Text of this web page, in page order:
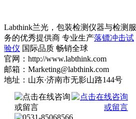
Labthink兰光，包装检测仪器与检测服
务的优秀提供商 专业生产落镖冲击试
验仪 国际品质 畅销全球
官网：http://www.labthink.com
邮箱：Marketing@labthink.com
地址：山东·济南市无影山路144号